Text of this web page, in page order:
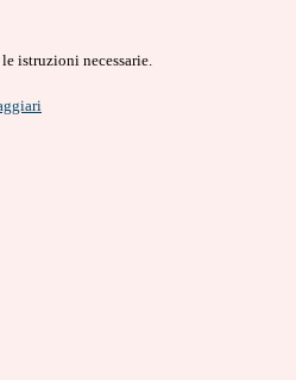
istruzioni necessarie.